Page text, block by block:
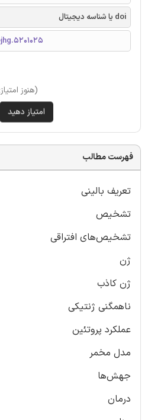
doi یا شناسه دیجیتال
(هنوز
فهرست مطالب
تعریف بالینی
تشخیص
تشخیص‌های افتراقی
ژن
ژن کاذب
ناهمگنی ژنتیکی
عملکرد پروتئین
مدل مخمر
جهش‌ها
درمان